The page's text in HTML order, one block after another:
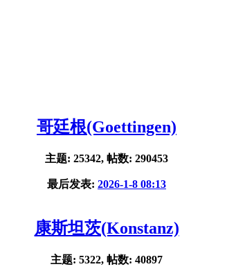
哥廷根(Goettingen)
主题: 25342, 帖数: 290453
最后发表: 2026-1-8 08:13
康斯坦茨(Konstanz)
主题: 5322, 帖数: 40897